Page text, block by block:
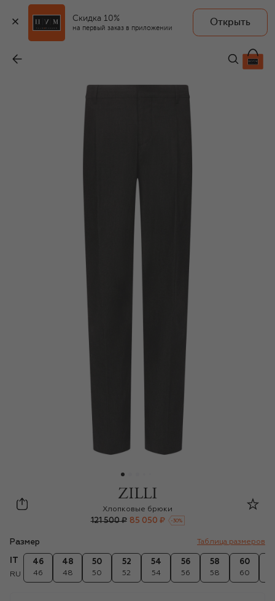
Скидка 10%
на первый заказ в приложении
Открыть
85 050 ₽
Zilli
Хлопковые брюки
121 500 ₽ 85 050 ₽ -30%
Размер Таблица размеров
RU
46
46
48
48
50
50
52
52
54
54
56
56
58
58
60
60